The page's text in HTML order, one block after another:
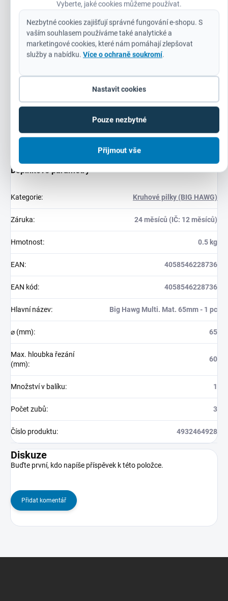
Vyberte, jaké cookies můžeme používat.
Nezbytné cookies zajišťují správné fungování e-shopu. S
vaším souhlasem používáme také analytické a
marketingové cookies, které nám pomáhají zlepšovat
služby a nabídku. Více o ochraně soukromí.
Nastavit cookies
Pouze nezbytné
Přijmout vše
Měkká dřeva, dřevotřísky, překližky, dřevovláknité desky
(MDF)
Plasty a plastem pokryté desky (Contiboard)
Sádrokartonové desky. Nejsou vhodné pro použití ve
tvrdých materiálech, jako beton, žula, středně tvrdé až
tvrdostí přesahující 30 N/mm²
Doplňkové parametry
Kategorie: Kruhové pilky (BIG HAWG)
Záruka: 24 měsíců (IČ: 12 měsíců)
Hmotnost: 0.5 kg
EAN: 4058546228736
EAN kód: 4058546228736
Hlavní název: Big Hawg Multi. Mat. 65mm - 1 pc
⌀ (mm): 65
Max. hloubka řezání
(mm):
60
Množství v balíku: 1
Počet zubů: 3
Číslo produktu: 4932464928
Diskuze
Buďte první, kdo napíše příspěvek k této položce.
Přidat komentář